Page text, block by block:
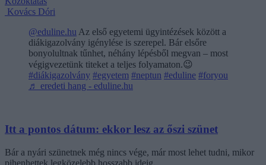
Kovács Dóri
@eduline.hu Az első egyetemi ügyintézések között a
diákigazolvány igénylése is szerepel. Bár elsőre
bonyolultnak tűnhet, néhány lépésből megvan – most
végigvezetünk titeket a teljes folyamaton.😉
#diákigazolvány #egyetem #neptun #eduline #foryou
♬ eredeti hang - eduline.hu
Itt a pontos dátum: ekkor lesz az őszi szünet
Bár a nyári szünetnek még nincs vége, már most lehet tudni, mikor
pihenhettek legközelebb hosszabb ideig.